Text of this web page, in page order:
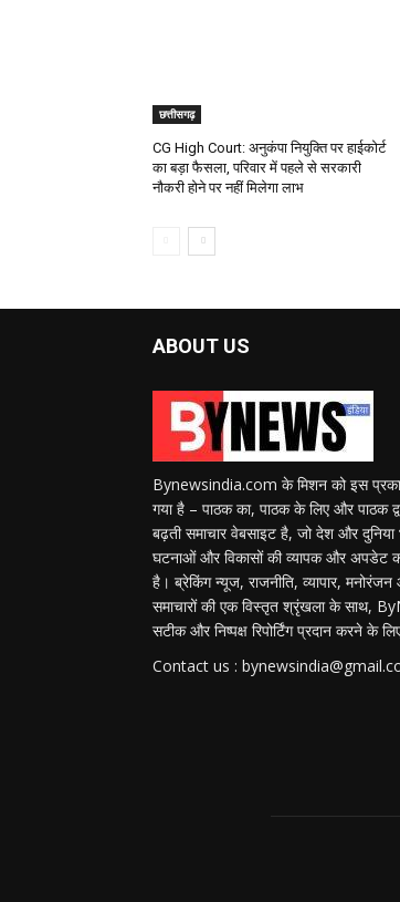
छत्तीसगढ़
CG High Court: अनुकंपा नियुक्ति पर हाईकोर्ट
का बड़ा फैसला, परिवार में पहले से सरकारी
नौकरी होने पर नहीं मिलेगा लाभ
ABOUT US
Bynewsindia.com के मिशन को इस प्रकार
गया है – पाठक का, पाठक के लिए और पाठक
बढ़ती समाचार वेबसाइट है, जो देश और
घटनाओं और विकासों की व्यापक और अपडेट
है। ब्रेकिंग न्यूज, राजनीति, व्यापार,
समाचारों की एक विस्तृत श्रृंखला के साथ,
सटीक और निष्पक्ष रिपोर्टिंग प्रदान करने के
Contact us :